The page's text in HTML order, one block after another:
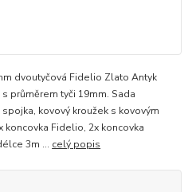
dvoutyčová Fidelio Zlato Antyk
průměrem tyči 19mm. Sada
kovový kroužek s kovovým
koncovka Fidelio, 2x koncovka
3m ... celý popis